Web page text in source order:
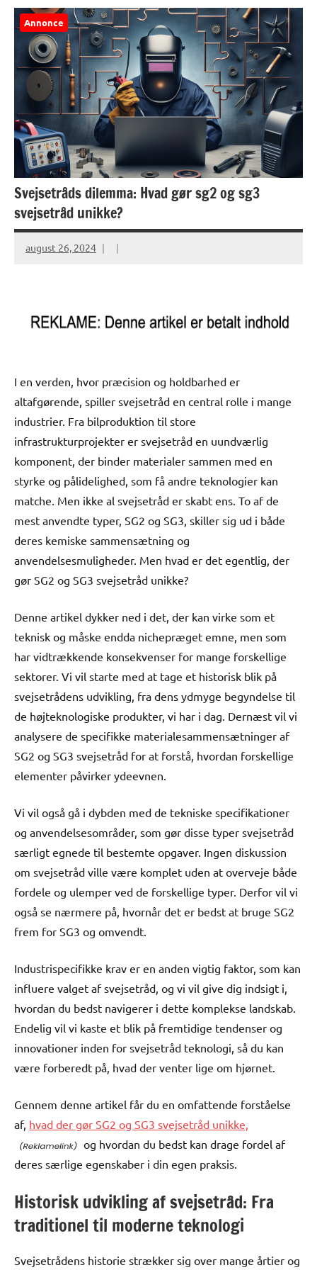
Annonce
Svejsetråds dilemma: Hvad gør sg2 og sg3
svejsetråd unikke?
august 26, 2024
I en verden, hvor præcision og holdbarhed er
altafgørende, spiller svejsetråd en central rolle i mange
industrier. Fra bilproduktion til store
infrastrukturprojekter er svejsetråd en uundværlig
komponent, der binder materialer sammen med en
styrke og pålidelighed, som få andre teknologier kan
matche. Men ikke al svejsetråd er skabt ens. To af de
mest anvendte typer, SG2 og SG3, skiller sig ud i både
deres kemiske sammensætning og
anvendelsesmuligheder. Men hvad er det egentlig, der
gør SG2 og SG3 svejsetråd unikke?
Denne artikel dykker ned i det, der kan virke som et
teknisk og måske endda nichepræget emne, men som
har vidtrækkende konsekvenser for mange forskellige
sektorer. Vi vil starte med at tage et historisk blik på
svejsetrådens udvikling, fra dens ydmyge begyndelse til
de højteknologiske produkter, vi har i dag. Dernæst vil vi
analysere de specifikke materialesammensætninger af
SG2 og SG3 svejsetråd for at forstå, hvordan forskellige
elementer påvirker ydeevnen.
Vi vil også gå i dybden med de tekniske specifikationer
og anvendelsesområder, som gør disse typer svejsetråd
særligt egnede til bestemte opgaver. Ingen diskussion
om svejsetråd ville være komplet uden at overveje både
fordele og ulemper ved de forskellige typer. Derfor vil vi
også se nærmere på, hvornår det er bedst at bruge SG2
frem for SG3 og omvendt.
Industrispecifikke krav er en anden vigtig faktor, som kan
influere valget af svejsetråd, og vi vil give dig indsigt i,
hvordan du bedst navigerer i dette komplekse landskab.
Endelig vil vi kaste et blik på fremtidige tendenser og
innovationer inden for svejsetråd teknologi, så du kan
være forberedt på, hvad der venter lige om hjørnet.
Gennem denne artikel får du en omfattende forståelse
af, hvad der gør SG2 og SG3 svejsetråd unikke,
og hvordan du bedst kan drage fordel af
deres særlige egenskaber i din egen praksis.
Historisk udvikling af svejsetråd: Fra
traditionel til moderne teknologi
Svejsetrådens historie strækker sig over mange årtier og